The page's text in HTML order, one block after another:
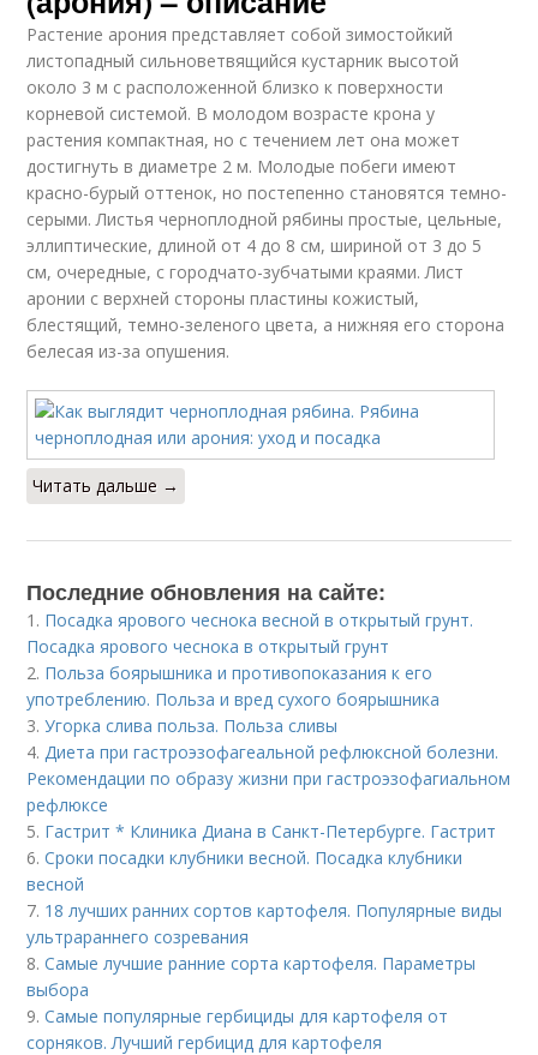
Растение арония представляет собой зимостойкий
листопадный сильноветвящийся кустарник высотой
около 3 м с расположенной близко к поверхности
корневой системой. В молодом возрасте крона у
растения компактная, но с течением лет она может
достигнуть в диаметре 2 м. Молодые побеги имеют
красно-бурый оттенок, но постепенно становятся темно-
серыми. Листья черноплодной рябины простые, цельные,
эллиптические, длиной от 4 до 8 см, шириной от 3 до 5
см, очередные, с городчато-зубчатыми краями. Лист
аронии с верхней стороны пластины кожистый,
блестящий, темно-зеленого цвета, а нижняя его сторона
белесая из-за опушения.
Читать дальше →
Последние обновления на сайте:
1. Посадка ярового чеснока весной в открытый грунт.
Посадка ярового чеснока в открытый грунт
2. Польза боярышника и противопоказания к его
употреблению. Польза и вред сухого боярышника
3.Угорка слива польза. Польза сливы
4. Диета при гастроэзофагеальной рефлюксной болезни.
Рекомендации по образу жизни при гастроэзофагиальном
рефлюксе
5. Гастрит * Клиника Диана в Санкт-Петербурге. Гастрит
6.Сроки посадки клубники весной. Посадка клубники
весной
7. 18 лучших ранних сортов картофеля. Популярные виды
ультрараннего созревания
8.Самые лучшие ранние сорта картофеля. Параметры
выбора
9.Самые популярные гербициды для картофеля от
сорняков. Лучший гербицид для картофеля